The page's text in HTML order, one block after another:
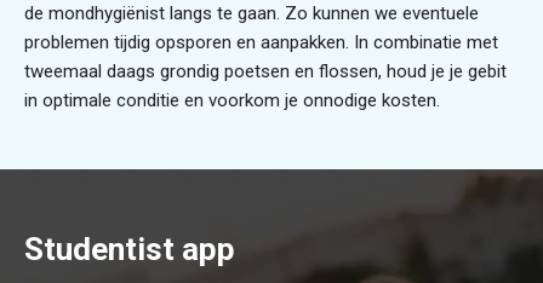
de mondhygiënist langs te gaan. Zo kunnen we eventuele
problemen tijdig opsporen en aanpakken. In combinatie met
tweemaal daags grondig poetsen en flossen, houd je je gebit
in optimale conditie en voorkom je onnodige kosten.
Studentist app